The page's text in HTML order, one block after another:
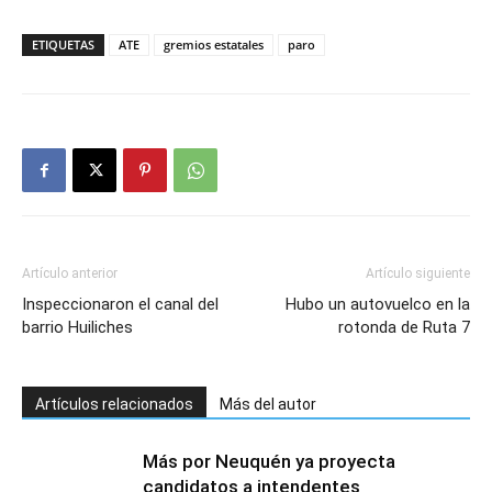
ETIQUETAS ATE gremios estatales paro
Artículo anterior
Inspeccionaron el canal del
barrio Huiliches
Artículo siguiente
Hubo un autovuelco en la
rotonda de Ruta 7
Artículos relacionados Más del autor
Más por Neuquén ya proyecta
candidatos a intendentes